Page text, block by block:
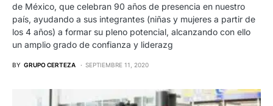
de México, que celebran 90 años de presencia en nuestro
país, ayudando a sus integrantes (niñas y mujeres a partir de
los 4 años) a formar su pleno potencial, alcanzando con ello
un amplio grado de confianza y liderazg
BY GRUPO CERTEZA SEPTIEMBRE 11, 2020